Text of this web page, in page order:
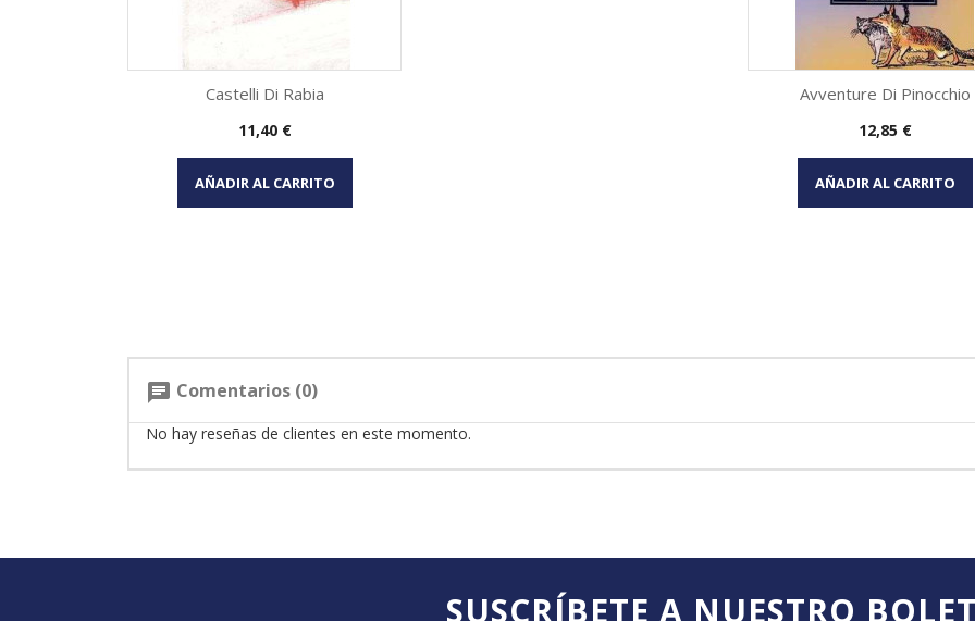
Vista rápida
Castelli Di Rabia
Precio
11,40 €
AÑADIR AL CARRITO
Vista rápida
Avventure Di Pinocchio
Precio
12,85 €
AÑADIR AL CARRITO
chat Comentarios (0)
No hay reseñas de clientes en este momento.
SUSCRÍBETE A NUESTRO